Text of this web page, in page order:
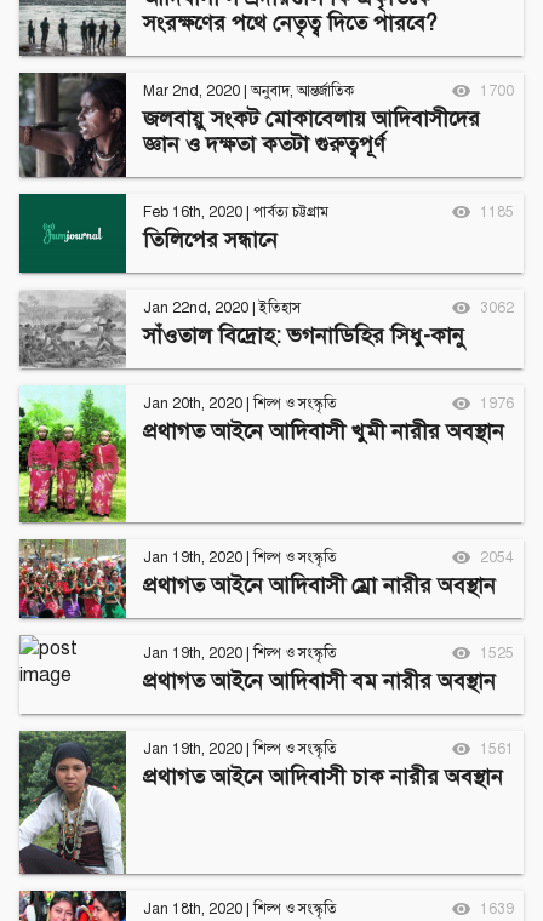
সংরক্ষণের পথে নেতৃত্ব দিতে পারবে?
Mar 2nd, 2020 |অনুবাদ,আন্তর্জাতিক 1700
জলবায়ু সংকট মোকাবেলায় আদিবাসীদের
জ্ঞান ও দক্ষতা কতটা গুরুত্বপূর্ণ
Feb 16th, 2020 পার্বত্য চট্টগ্রাম 1185
তিলিপের সন্ধানে
Jan 22nd, 2020 |ইতিহাস 3062
সাঁওতাল বিদ্রোহ: ভগনাডিহির সিধু-কানু
Jan 20th, 2020 |শিল্প ও সংস্কৃতি 1976
প্রথাগত আইনে আদিবাসী খুমী নারীর অবস্থান
Jan 19th, 2020 |শিল্প ও সংস্কৃতি 2054
প্রথাগত আইনে আদিবাসী ম্রো নারীর অবস্থান
Jan 19th, 2020 |শিল্প ও সংস্কৃতি 1525
প্রথাগত আইনে আদিবাসী বম নারীর অবস্থান
Jan 19th, 2020 |শিল্প ও সংস্কৃতি 1561
প্রথাগত আইনে আদিবাসী চাক নারীর অবস্থান
Jan 18th, 2020 |শিল্প ও সংস্কৃতি 1639